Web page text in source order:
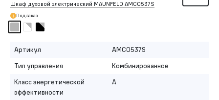
Шкаф духовой электрический MAUNFELD AMCO537S
Под заказ
Артикул
AMCO537S
Тип управления
Комбинированное
Класс энергетической
эффективности
A